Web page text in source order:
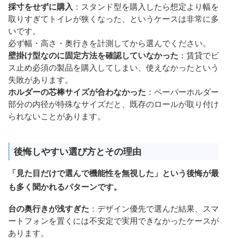
採寸をせずに購入 ：スタンド型を購入したら想定より幅を
取りすぎてトイレが狭くなった、というケースは非常に多
いです。
必ず幅・高さ・奥行きを計測してから選んでください。
壁掛け型なのに固定方法を確認していなかった ：賃貸でビ
ス止め必須の製品を購入してしまい、使えなかったという
失敗があります。
ホルダーの芯棒サイズが合わなかった ：ペーパーホルダー
部分の内径が特殊なサイズだと、既存のロールが取り付け
られないことがあります。
後悔しやすい選び方とその理由
「見た目だけで選んで機能性を無視した」という後悔が最
も多く聞かれるパターンです。
台の奥行きが浅すぎた ：デザイン優先で選んだ結果、スマ
ートフォンを置くには不安定で実用できなかったケースが
あります。